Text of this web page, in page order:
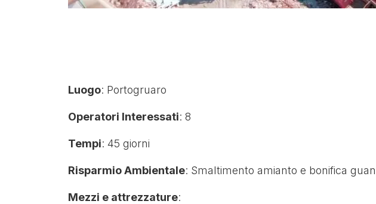
Luogo: Portogruaro
Operatori Interessati: 8
Tempi: 45 giorni
Risparmio Ambientale: Smaltimento amianto e bonifica
Mezzi e attrezzature: